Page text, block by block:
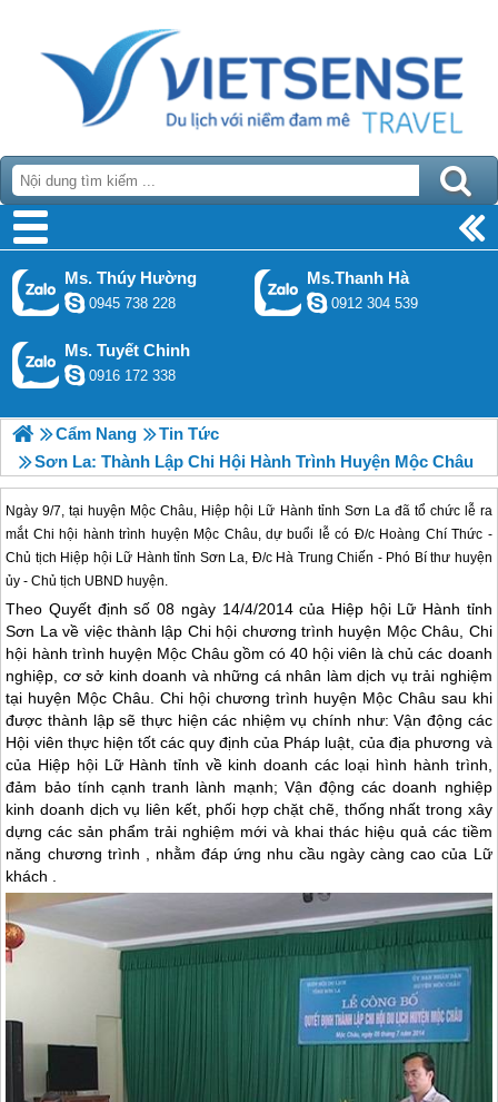
Ms. Thúy Hường
0945 738 228
Ms.Thanh Hà
0912 304 539
Ms. Tuyết Chinh
0916 172 338
Cẩm Nang
Tin Tức
Sơn La: Thành Lập Chi Hội Hành Trình Huyện Mộc Châu
Ngày 9/7, tại huyện Mộc Châu, Hiệp hội Lữ Hành tỉnh Sơn La đã tổ chức lễ ra
mắt Chi hội hành trình huyện Mộc Châu, dự buổi lễ có Đ/c Hoàng Chí Thức -
Chủ tịch Hiệp hội Lữ Hành tỉnh Sơn La, Đ/c Hà Trung Chiến - Phó Bí thư huyện
ủy - Chủ tịch UBND huyện.
Theo Quyết định số 08 ngày 14/4/2014 của Hiệp hội Lữ Hành tỉnh
Sơn La về việc thành lập Chi hội chương trình huyện Mộc Châu, Chi
hội hành trình huyện Mộc Châu gồm có 40 hội viên là chủ các doanh
nghiệp, cơ sở kinh doanh và những cá nhân làm dịch vụ trải nghiệm
tại huyện Mộc Châu. Chi hội chương trình huyện Mộc Châu sau khi
được thành lập sẽ thực hiện các nhiệm vụ chính như: Vận động các
Hội viên thực hiện tốt các quy định của Pháp luật, của địa phương và
của Hiệp hội Lữ Hành tỉnh về kinh doanh các loại hình hành trình,
đảm bảo tính cạnh tranh lành mạnh; Vận động các doanh nghiệp
kinh doanh dịch vụ liên kết, phối hợp chặt chẽ, thống nhất trong xây
dựng các sản phẩm trải nghiệm mới và khai thác hiệu quả các tiềm
năng chương trình , nhằm đáp ứng nhu cầu ngày càng cao của Lữ
khách .